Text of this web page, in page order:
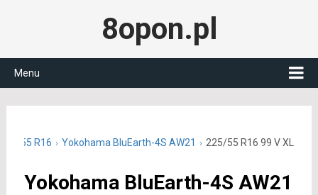
8opon.pl
Menu
55 R16 Yokohama BluEarth-4S AW21 225/55 R16 99 V XL
Yokohama BluEarth-4S AW21